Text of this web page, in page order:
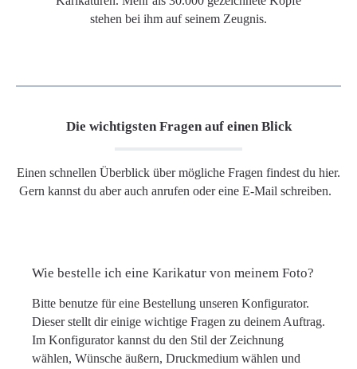
stehen bei ihm auf seinem Zeugnis.
Die wichtigsten Fragen auf einen Blick
Einen schnellen Überblick über mögliche Fragen findest du hier.
Gern kannst du aber auch anrufen oder eine E-Mail schreiben.
Wie bestelle ich eine Karikatur von meinem Foto?
Bitte benutze für eine Bestellung unseren Konfigurator.
Dieser stellt dir einige wichtige Fragen zu deinem Auftrag.
Im Konfigurator kannst du den Stil der Zeichnung
wählen, Wünsche äußern, Druckmedium wählen und